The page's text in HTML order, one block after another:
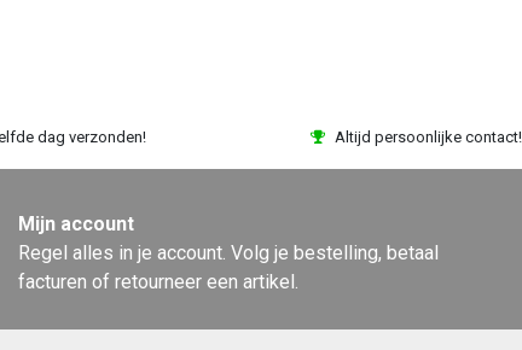
dag verzonden! Altijd persoonlijke contact!
Mijn account
Regel alles in je account. Volg je bestelling, betaal
facturen of retourneer een artikel.